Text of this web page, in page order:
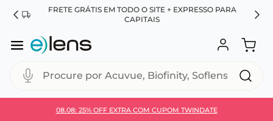
FRETE GRÁTIS EM TODO O SITE + EXPRESSO PARA
CAPITAIS
Procure por Acuvue, Biofinity, Soflens...
08.08: 25% OFF EXTRA COM CUPOM TWINDATE
Use 30HOJE e ganhe 30% OFF + economia extra no